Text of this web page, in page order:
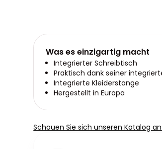
Was es einzigartig macht
Integrierter Schreibtisch
Praktisch dank seiner
Integrierte Kleiderstange
Hergestellt in Europa
Schauen Sie sich unseren Katalog